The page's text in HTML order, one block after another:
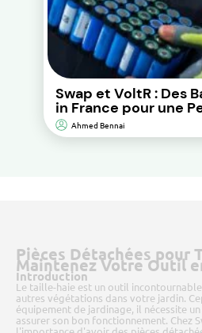
Swap et VoltR : Des
in France pour une
Durable et d’Impact
Environnemental
Ahmed Bennai
Pièces Détachées pour
Maintenez Votre Outil
Introduction
Le taille-haie est un outil
autres végétations dans votre jardin.
équipement de jardinage, il nécessite
assurer son bon fonctionnement. Chez